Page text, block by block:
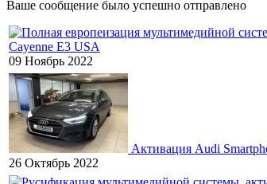
Ваше сообщение было успешно отправлено
Cayenne E3 USA
09 Ноябрь 2022
Активация Audi
26 Октябрь 2022